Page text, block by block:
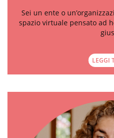
Sei un ente o
spazio virtuale pensato ad
LEGGI